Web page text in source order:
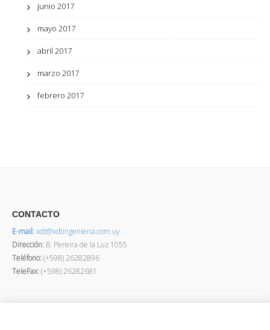
junio 2017
mayo 2017
abril 2017
marzo 2017
febrero 2017
CONTACTO
E-mail:xdt@xdtingenieria.com.uy
Dirección: B. Pereira de la Luz 1055
Teléfono:(+598) 26282896
TeleFax:(+598) 26282681